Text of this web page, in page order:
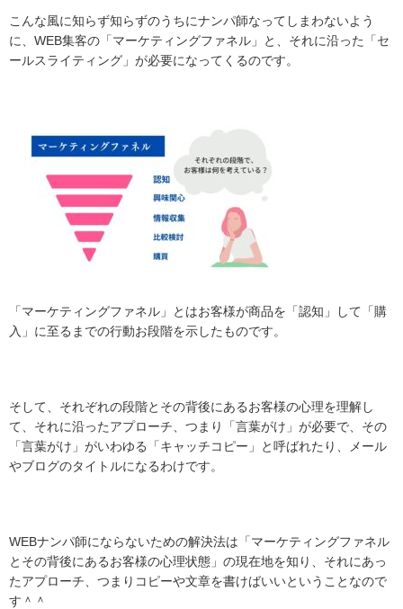
こんな風に知らず知らずのうちにナンパ師なってしまわないよう
に、WEB集客の「マーケティングファネル」と、それに沿った「セ
ールスライティング」が必要になってくるのです。
「マーケティングファネル」とはお客様が商品を「認知」して「購
入」に至るまでの行動お段階を示したものです。
そして、それぞれの段階とその背後にあるお客様の心理を理解し
て、それに沿ったアプローチ、つまり「言葉がけ」が必要で、その
「言葉がけ」がいわゆる「キャッチコピー」と呼ばれたり、メール
やブログのタイトルになるわけです。
WEBナンパ師にならないための解決法は「マーケティングファネル
とその背後にあるお客様の心理状態」の現在地を知り、それにあっ
たアプローチ、つまりコピーや文章を書けばいいということなので
す＾＾